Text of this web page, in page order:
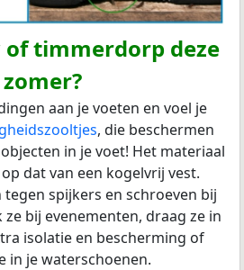
timmerdorp deze
zomer?
aan je voeten en voel je
, die beschermen
in je voet! Het materiaal
dat van een kogelvrij vest.
tegen spijkers en schroeven bij
bij evenementen, draag ze in
isolatie en bescherming of
in je waterschoenen.